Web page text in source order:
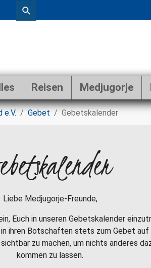
Reisen Medjugorje
e.V. Gebet Gebetskalender
Liebe Medjugorje-Freunde,
Euch in unseren Gebetskalender
ihren Botschaften stets zum Gebet auf
zu machen, um nichts anderes
kommen zu lassen.